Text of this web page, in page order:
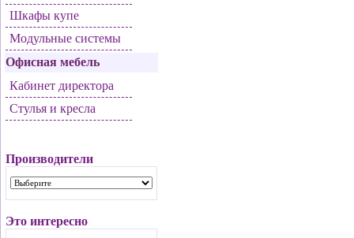
Шкафы купе
Модульные системы
Офисная мебель
Кабинет директора
Стулья и кресла
Производители
Это интересно